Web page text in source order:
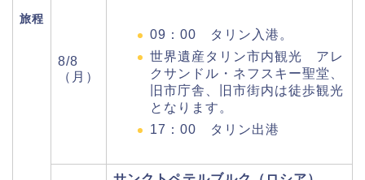
旅程
8/8
（月）
09：00 タリン入港。
世界遺産タリン市内観光 アレ
クサンドル・ネフスキー聖堂、
旧市庁舎、旧市街内は徒歩観光
となります。
17：00 タリン出港